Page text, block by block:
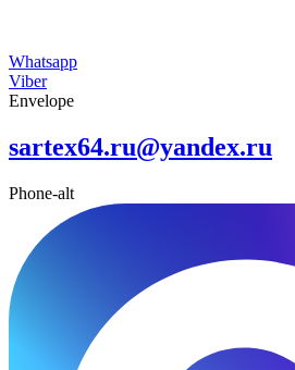
Whatsapp
Viber
Envelope
sartex64.ru@yandex.ru
Phone-alt